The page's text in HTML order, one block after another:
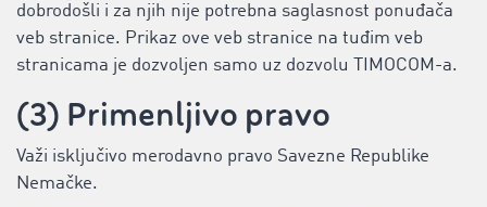
dobrodošli i za njih nije potrebna saglasnost ponuđača
veb stranice. Prikaz ove veb stranice na tuđim veb
stranicama je dozvoljen samo uz dozvolu TIMOCOM-a.
(3) Primenljivo pravo
Važi isključivo merodavno pravo Savezne Republike
Nemačke.